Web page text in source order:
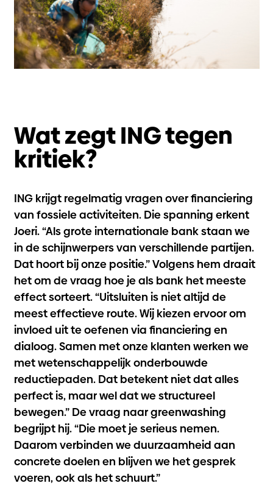
Wat zegt ING tegen
kritiek?
ING krijgt regelmatig vragen over financiering
van fossiele activiteiten. Die spanning erkent
Joeri. “Als grote internationale bank staan we
in de schijnwerpers van verschillende partijen.
Dat hoort bij onze positie.” Volgens hem draait
het om de vraag hoe je als bank het meeste
effect sorteert. “Uitsluiten is niet altijd de
meest effectieve route. Wij kiezen ervoor om
invloed uit te oefenen via financiering en
dialoog. Samen met onze klanten werken we
met wetenschappelijk onderbouwde
reductiepaden. Dat betekent niet dat alles
perfect is, maar wel dat we structureel
bewegen.” De vraag naar greenwashing
begrijpt hij. “Die moet je serieus nemen.
Daarom verbinden we duurzaamheid aan
concrete doelen en blijven we het gesprek
voeren, ook als het schuurt.”